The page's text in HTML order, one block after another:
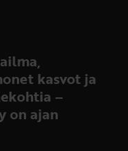
kasvot ja
–
on ajan